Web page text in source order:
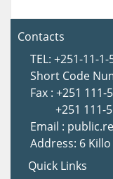
Contacts
TEL: +251-11-1-
Short Code
Fax : +251 111-
+251 111-
Email :
Address: 6
Quick Links